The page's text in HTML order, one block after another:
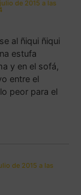
de 2015 a las
al ñiqui ñiqui
estufa
y en el sofá,
entre el
peor para el
de 2015 a las